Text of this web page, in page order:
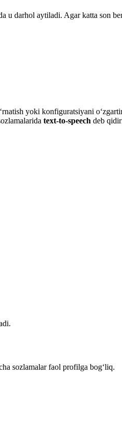
darhol aytiladi. Agar katta son
yoki konfiguratsiyani
text-to-speech deb
sozlamalar faol profilga bog‘liq.